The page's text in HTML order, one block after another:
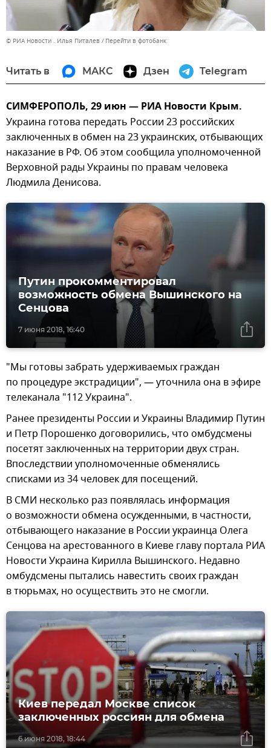
© РИА Новости . Илья Питалев Перейти в фотобанк
Читать в МАКС Дзен Telegram
СИМФЕРОПОЛЬ, 29 июн — РИА Новости Крым.
Украина готова передать России 23 российских
заключенных в обмен на 23 украинских, отбывающих
наказание в РФ. Об этом сообщила уполномоченной
Верховной рады Украины по правам человека
Людмила Денисова.
7 июня 2018, 16:40
Путин прокомментировал
возможность обмена Вышинского на
Сенцова
"Мы готовы забрать удерживаемых граждан
по процедуре экстрадиции", — уточнила она в эфире
телеканала "112 Украина".
Ранее президенты России и Украины Владимир Путин
и Петр Порошенко договорились, что омбудсмены
посетят заключенных на территории двух стран.
Впоследствии уполномоченные обменялись
списками из 34 человек для посещений.
В СМИ несколько раз появлялась информация
о возможности обмена осужденными, в частности,
отбывающего наказание в России украинца Олега
Сенцова на арестованного в Киеве главу портала РИА
Новости Украина Кирилла Вышинского. Недавно
омбудсмены пытались навестить своих граждан
в тюрьмах, но осуществить это не смогли.
6 июня 2018, 18:44
Киев передал Москве список
заключенных россиян для обмена